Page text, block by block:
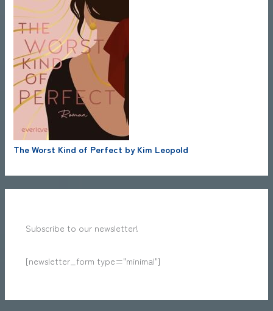
The Worst Kind of Perfect by Kim Leopold
Subscribe to our newsletter!
[newsletter_form type="minimal"]